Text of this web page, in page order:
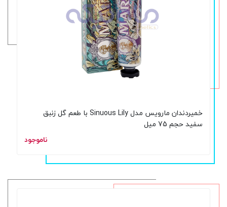
خمیردندان مارویس مدل Sinuous Lily با طعم گل زنبق
سفید حجم 75 میل
ناموجود